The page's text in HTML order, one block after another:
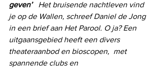
geven’ Het bruisende nachtleven vind
je op de Wallen, schreef Daniel de Jong
in een brief aan Het Parool. O ja? Een
uitgaansgebied heeft een divers
theateraanbod en bioscopen,  met
spannende clubs en